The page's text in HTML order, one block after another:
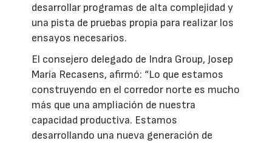
desarrollar programas de alta complejidad y
una pista de pruebas propia para realizar los
ensayos necesarios.
El consejero delegado de Indra Group, Josep
María Recasens, afirmó: “Lo que estamos
construyendo en el corredor norte es mucho
más que una ampliación de nuestra
capacidad productiva. Estamos
desarrollando una nueva generación de